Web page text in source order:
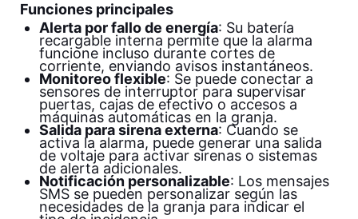
Funciones principales
Alerta por fallo de energía: Su batería
recargable interna permite que la alarma
funcione incluso durante cortes de
corriente, enviando avisos instantáneos.
Monitoreo flexible: Se puede conectar a
sensores de interruptor para supervisar
puertas, cajas de efectivo o accesos a
máquinas automáticas en la granja.
Salida para sirena externa: Cuando se
activa la alarma, puede generar una salida
de voltaje para activar sirenas o sistemas
de alerta adicionales.
Notificación personalizable: Los mensajes
SMS se pueden personalizar según las
necesidades de la granja para indicar el